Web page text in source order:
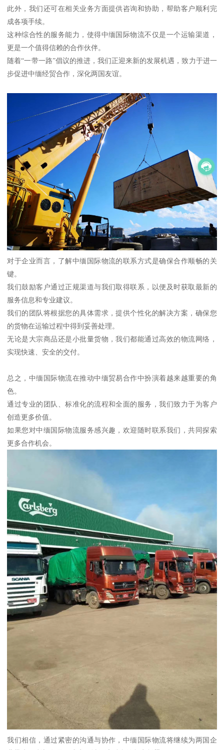
此外，我们还可在相关业务方面提供咨询和协助，帮助客户顺利完
成各项手续。
这种综合性的服务能力，使得中缅国际物流不仅是一个运输渠道，
更是一个值得信赖的合作伙伴。
随着“一带一路”倡议的推进，我们正迎来新的发展机遇，致力于进一
步促进中缅经贸合作，深化两国友谊。
对于企业而言，了解中缅国际物流的联系方式是确保合作顺畅的关
键。
我们鼓励客户通过正规渠道与我们取得联系，以便及时获取最新的
服务信息和专业建议。
我们的团队将根据您的具体需求，提供个性化的解决方案，确保您
的货物在运输过程中得到妥善处理。
无论是大宗商品还是小批量货物，我们都能通过高效的物流网络，
实现快速、安全的交付。
总之，中缅国际物流在推动中缅贸易合作中扮演着越来越重要的角
色。
通过专业的团队、标准化的流程和全面的服务，我们致力于为客户
创造更多价值。
如果您对中缅国际物流服务感兴趣，欢迎随时联系我们，共同探索
更多合作机会。
我们相信，通过紧密的沟通与协作，中缅国际物流将继续为两国企